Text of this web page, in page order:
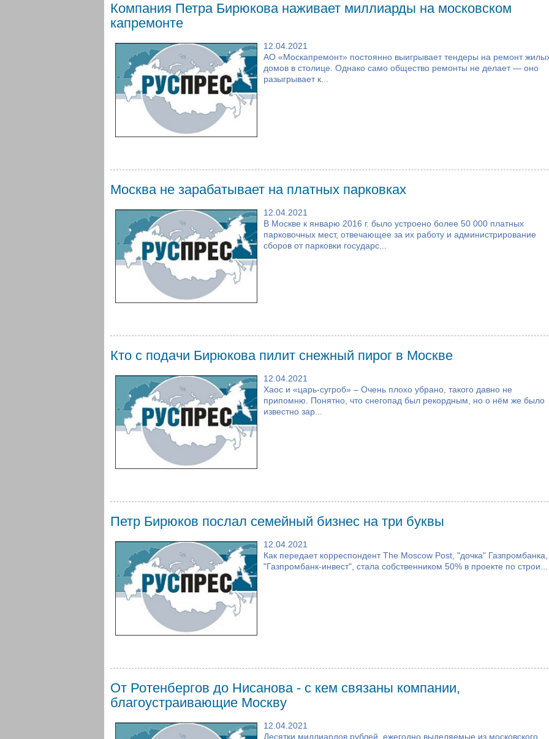
Компания Петра Бирюкова наживает миллиарды на московском
капремонте
12.04.2021
АО «Москапремонт» постоянно выигрывает тендеры на ремонт
домов в столице. Однако само общество ремонты не делает — оно
разыгрывает к...
Москва не зарабатывает на платных парковках
12.04.2021
В Москве к январю 2016 г. было устроено более 50 000 платных
парковочных мест, отвечающее за их работу и администрирование
сборов от парковки государс...
Кто с подачи Бирюкова пилит снежный пирог в Москве
12.04.2021
Хаос и «царь-сугроб» – Очень плохо убрано, такого давно не
припомню. Понятно, что снегопад был рекордным, но о нём же было
известно зар...
Петр Бирюков послал семейный бизнес на три буквы
12.04.2021
Как передает корреспондент The Moscow Post, "дочка" Газпромбанка,
"Газпромбанк-инвест", стала собственником 50% в проекте по строи...
От Ротенбергов до Нисанова - с кем связаны компании,
благоустраивающие Москву
12.04.2021
Десятки миллиардов рублей, ежегодно выделяемые из московского